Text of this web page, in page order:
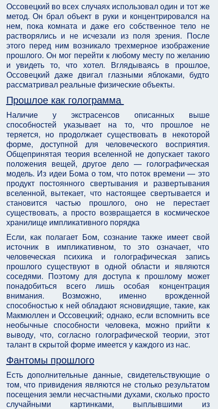
Оссовецкий во всех случаях использовал один и тот же
метод. Он брал объект в руки и концентрировался на
нем, пока комната и даже его собственное тело не
растворялись и не исчезали из поля зрения. После
этого перед ним возникало трехмерное изображение
прошлого. Он мог перейти к любому месту по желанию
и увидеть то, что хотел. Вглядываясь в прошлое,
Оссовецкий даже двигал глазными яблоками, будто
рассматривал реальные физические объекты.
Прошлое как голограмма
Наличие у экстрасенсов описанных выше
способностей указывает на то, что прошлое не
теряется, но продолжает существовать в некоторой
форме, доступной для человеческого восприятия.
Общепринятая теория вселенной не допускает такого
положения вещей, другое дело — голографическая
модель. Из идеи Бома о том, что поток времени — это
продукт постоянного свертывания и развертывания
вселенной, вытекает, что настоящее свертывается и
становится частью прошлого, оно не перестает
существовать, а просто возвращается в космическое
хранилище импликативного порядка
Если, как полагает Бом, сознание также имеет свой
источник в импликативном, то это означает, что
человеческая психика и голографическая запись
прошлого существуют в одной области и являются
соседями. Поэтому для доступа к прошлому может
понадобиться всего лишь особая концентрация
внимания. Возможно, именно врожденной
способностью к ней обладают ясновидящие, такие, как
Макмюллен и Оссовецкий; однако, если вспомнить все
необычные способности человека, можно прийти к
выводу, что, согласно голографической теории, этот
талант в скрытой форме имеется у каждого из нас.
Фантомы прошлого
Есть дополнительные данные, свидетельствующие о
том, что привидения являются не столько результатом
посещения земли несчастными духами, сколько просто
случайными картинками, выплывшими из